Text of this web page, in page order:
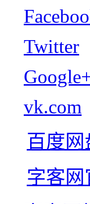
Twitter
vk.com
百度网
字客